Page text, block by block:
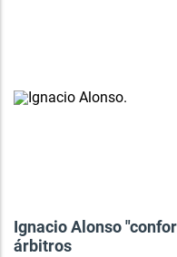
Ignacio Alonso
árbitros